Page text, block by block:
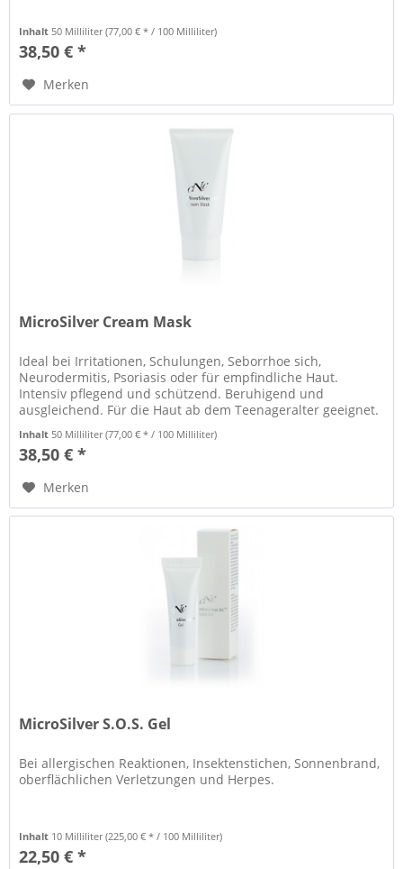
Inhalt 50 Milliliter(77,00 € * / 100 Milliliter)
38,50 € *
Merken
MicroSilver Cream Mask
Ideal bei Irritationen, Schulungen, Seborrhoe sich,
Neurodermitis, Psoriasis oder für empfindliche Haut.
Intensiv pflegend und schützend. Beruhigend und
ausgleichend. Für die Haut ab dem Teenageralter geeignet.
Inhalt 50 Milliliter(77,00 € * / 100 Milliliter)
38,50 € *
Merken
MicroSilver S.O.S. Gel
Bei allergischen Reaktionen, Insektenstichen, Sonnenbrand,
oberflächlichen Verletzungen und Herpes.
Inhalt 10 Milliliter(225,00 € * / 100 Milliliter)
22,50 € *